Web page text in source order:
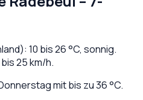
): 10 bis26°C, sonnig.
25km/h.
mit bis zu 36 °C.